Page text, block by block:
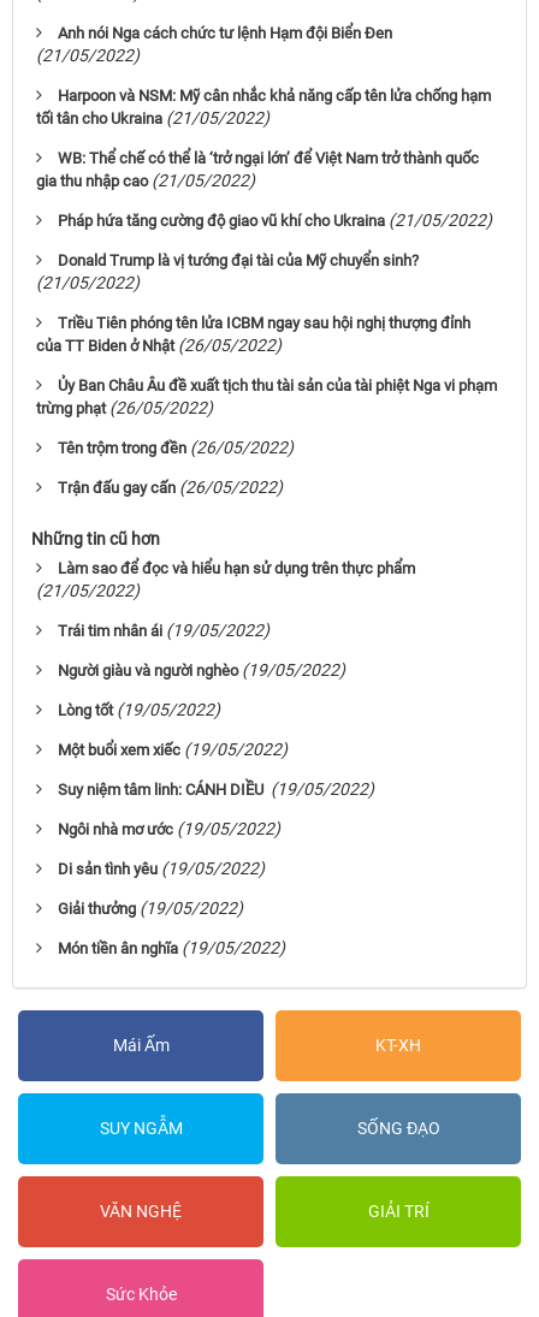
Anh nói Nga cách chức tư lệnh Hạm đội Biển Đen
(21/05/2022)
Harpoon và NSM: Mỹ cân nhắc khả năng cấp tên lửa chống hạm
tối tân cho Ukraina (21/05/2022)
WB: Thể chế có thể là ‘trở ngại lớn’ để Việt Nam trở thành quốc
gia thu nhập cao (21/05/2022)
Pháp hứa tăng cường độ giao vũ khí cho Ukraina (21/05/2022)
Donald Trump là vị tướng đại tài của Mỹ chuyển sinh?
(21/05/2022)
Triều Tiên phóng tên lửa ICBM ngay sau hội nghị thượng đỉnh
của TT Biden ở Nhật (26/05/2022)
Ủy Ban Châu Âu đề xuất tịch thu tài sản của tài phiệt Nga vi phạm
trừng phạt (26/05/2022)
Tên trộm trong đền (26/05/2022)
Trận đấu gay cấn (26/05/2022)
Những tin cũ hơn
Làm sao để đọc và hiểu hạn sử dụng trên thực phẩm
(21/05/2022)
Trái tim nhân ái (19/05/2022)
Người giàu và người nghèo (19/05/2022)
Lòng tốt (19/05/2022)
Một buổi xem xiếc (19/05/2022)
Suy niệm tâm linh: CÁNH DIỀU (19/05/2022)
Ngôi nhà mơ ước (19/05/2022)
Di sản tình yêu (19/05/2022)
Giải thưởng (19/05/2022)
Món tiền ân nghĩa (19/05/2022)
Mái Ấm KT-XH
SUY NGẪM SỐNG ĐẠO
VĂN NGHỆ GIẢI TRÍ
Sức Khỏe